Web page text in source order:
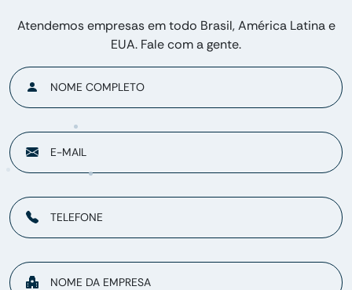
Atendemos empresas em todo Brasil, América Latina e
EUA. Fale com a gente.
NOME COMPLETO
E-MAIL
TELEFONE
NOME DA EMPRESA